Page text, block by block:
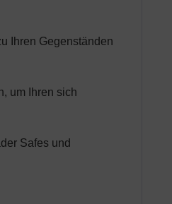
Ihren Gegenständen
um Ihren sich
Safes und